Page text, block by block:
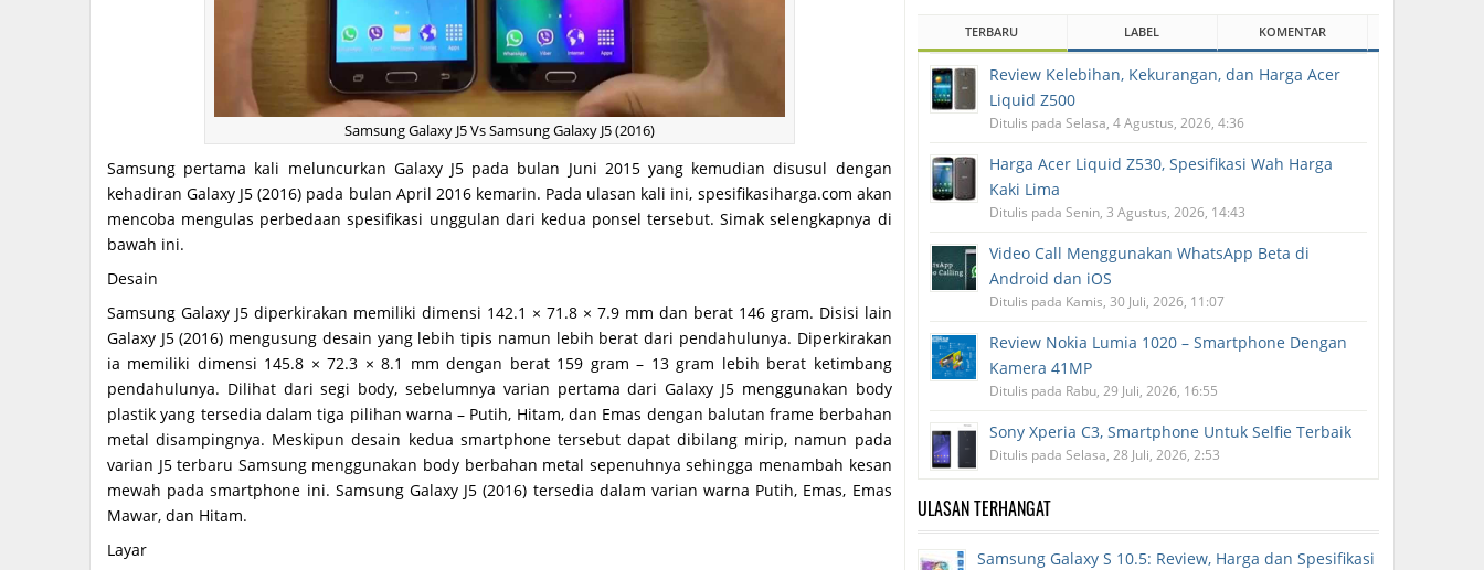
Samsung Galaxy J5 Vs Samsung Galaxy J5 (2016)
Samsung pertama kali meluncurkan Galaxy J5 pada bulan Juni 2015 yang kemudian disusul dengan
kehadiran Galaxy J5 (2016) pada bulan April 2016 kemarin. Pada ulasan kali ini, spesifikasiharga.com akan
mencoba mengulas perbedaan spesifikasi unggulan dari kedua ponsel tersebut. Simak selengkapnya di
bawah ini.
Desain
Samsung Galaxy J5 diperkirakan memiliki dimensi 142.1 × 71.8 × 7.9 mm dan berat 146 gram. Disisi lain
Galaxy J5 (2016) mengusung desain yang lebih tipis namun lebih berat dari pendahulunya. Diperkirakan
ia memiliki dimensi 145.8 × 72.3 × 8.1 mm dengan berat 159 gram – 13 gram lebih berat ketimbang
pendahulunya. Dilihat dari segi body, sebelumnya varian pertama dari Galaxy J5 menggunakan body
plastik yang tersedia dalam tiga pilihan warna – Putih, Hitam, dan Emas dengan balutan frame berbahan
metal disampingnya. Meskipun desain kedua smartphone tersebut dapat dibilang mirip, namun pada
varian J5 terbaru Samsung menggunakan body berbahan metal sepenuhnya sehingga menambah kesan
mewah pada smartphone ini. Samsung Galaxy J5 (2016) tersedia dalam varian warna Putih, Emas, Emas
Mawar, dan Hitam.
Layar
TERBARU LABEL KOMENTAR
Review Kelebihan, Kekurangan, dan Harga Acer
Liquid Z500
Ditulis pada Selasa, 4 Agustus, 2026, 4:36
Harga Acer Liquid Z530, Spesifikasi Wah Harga
Kaki Lima
Ditulis pada Senin, 3 Agustus, 2026, 14:43
Video Call Menggunakan WhatsApp Beta di
Android dan iOS
Ditulis pada Kamis, 30 Juli, 2026, 11:07
Review Nokia Lumia 1020 – Smartphone Dengan
Kamera 41MP
Ditulis pada Rabu, 29 Juli, 2026, 16:55
Sony Xperia C3, Smartphone Untuk Selfie Terbaik
Ditulis pada Selasa, 28 Juli, 2026, 2:53
ULASAN TERHANGAT
Samsung Galaxy S 10.5: Review, Harga dan Spesifikasi